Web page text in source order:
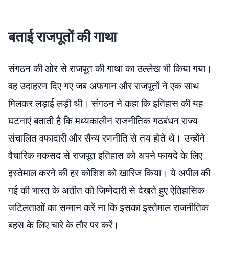
बताई राजपूतों की गाथा
संगठन की ओर से राजपूत की गाथा का उल्लेख भी किया गया।
वह उदाहरण दिए गए जब अफगान और राजपूतों ने एक साथ
मिलकर लड़ाई लड़ी थी। संगठन ने कहा कि इतिहास की यह
घटनाएं बताती है कि मध्यकालीन राजनीतिक गठबंधन राज्य
संचालित वफादारी और सैन्य रणनीति से तय होते थे। उन्होंने
वैचारिक मकसद से राजपूत इतिहास को अपने फायदे के लिए
इस्तेमाल करने की हर कोशिश को खारिज किया। ये अपील की
गई की भारत के अतीत को जिम्मेदारी से देखते हुए ऐतिहासिक
जटिलताओं का सम्मान करें ना कि इसका इस्तेमाल राजनीतिक
बहस के लिए चारे के तौर पर करें।